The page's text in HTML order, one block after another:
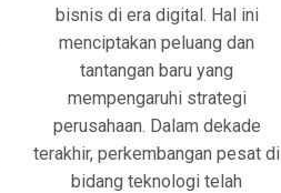
bisnis di era digital. Hal ini
menciptakan peluang dan
tantangan baru yang
mempengaruhi strategi
perusahaan. Dalam dekade
terakhir, perkembangan pesat di
bidang teknologi telah